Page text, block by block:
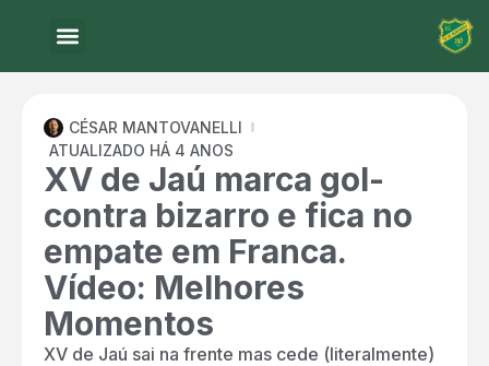
CÉSAR MANTOVANELLI
ATUALIZADO HÁ 4 ANOS
XV de Jaú marca gol-
contra bizarro e fica no
empate em Franca.
Vídeo: Melhores
Momentos
XV de Jaú sai na frente mas cede (literalmente)